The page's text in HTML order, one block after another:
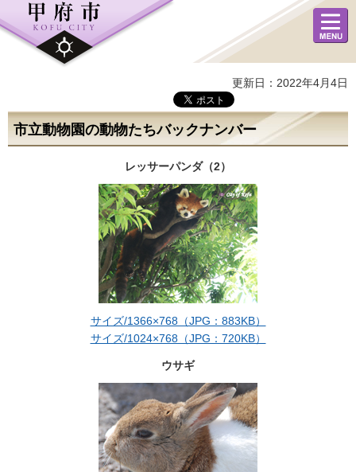
メニュ
ー
更新日：2022年4月4日
市立動物園の動物たちバックナンバー
レッサーパンダ（2）
サイズ/1366×768（JPG：883KB）
サイズ/1024×768（JPG：720KB）
ウサギ